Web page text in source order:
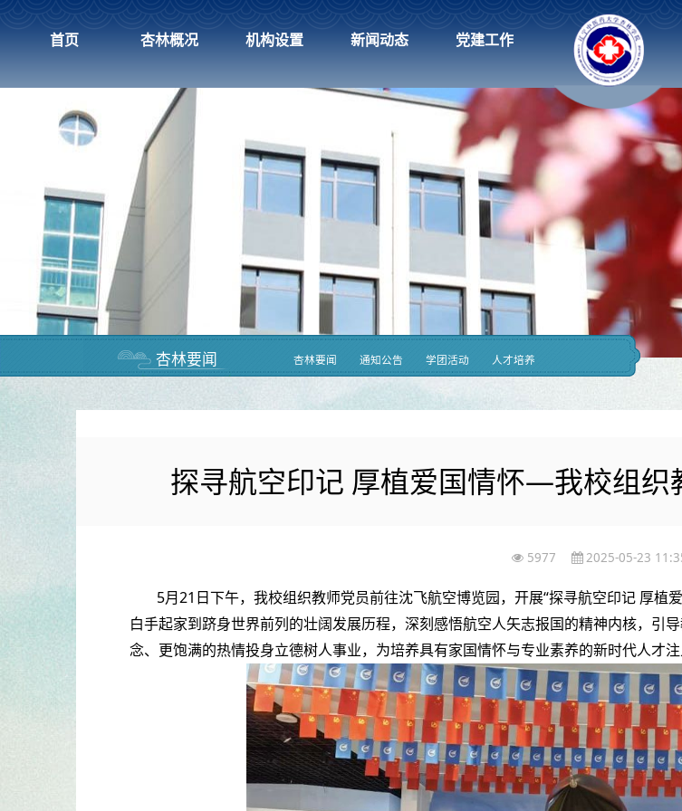
首页 杏林概况 机构设置 新闻动态 党建工作
杏林要闻 杏林要闻 通知公告 学团活动 人才培养
探寻航空印记 厚植爱国情怀—我校组织
5977 2025-05-23
5月21日下午，我校组织教师党员前往沈飞航空博览园，开展“探寻航空印记 厚植
白手起家到跻身世界前列的壮阔发展历程，深刻感悟航空人矢志报国的精神内核，引
念、更饱满的热情投身立德树人事业，为培养具有家国情怀与专业素养的新时代人才注